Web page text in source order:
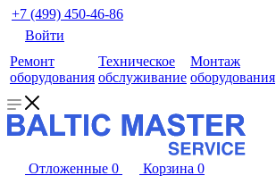
+7 (499) 450-46-86
Войти
Ремонт
оборудования
Техническое
обслуживание
Монтаж
оборудования
Отложенные 0 Корзина 0